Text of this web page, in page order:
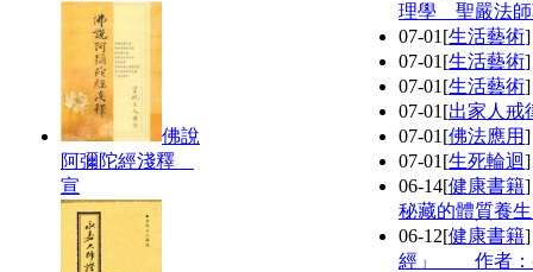
佛說
阿彌陀經淺釋
宣
理學 聖嚴法
07-01 [生活藝術
07-01 [生活藝術
07-01 [生活藝術
07-01 [出家人戒
07-01 [佛法應用
07-01 [生死輪迴
06-14[健康書籍
秘藏的體質養
06-12[健康書籍
經」 作者：